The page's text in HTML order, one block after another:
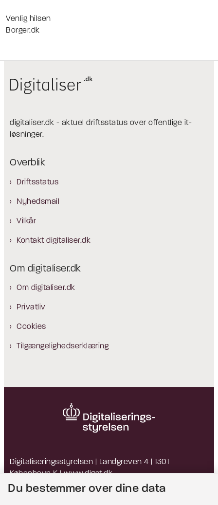
Venlig hilsen
Borger.dk
digitaliser.dk - aktuel driftsstatus over offentlige it-
løsninger.
Overblik
Driftsstatus
Nyhedsmail
Vilkår
Kontakt digitaliser.dk
Om digitaliser.dk
Om digitaliser.dk
Privatliv
Cookies
Tilgængelighedserklæring
Digitaliseringsstyrelsen | Landgreven 4 | 1301
København K |www.digst.dk
EAN: 5798009814203 | CVR: 34051178
Du bestemmer over dine data